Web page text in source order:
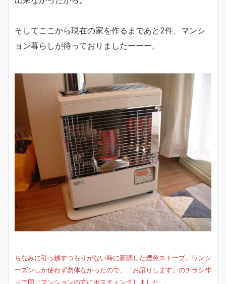
そしてここから現在の家を作るまであと2件、マンシ
ョン暮らしが待っておりましたーーー。
ちなみに引っ越すつもりがない時に新調した煙突ストーブ。ワンシ
ーズンしか使わず勿体なかったので、「お譲りします」のチラシ作
って同じマンションの方にポスティングしました。